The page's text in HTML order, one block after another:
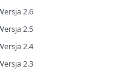
2.6
2.5
2.4
2.3